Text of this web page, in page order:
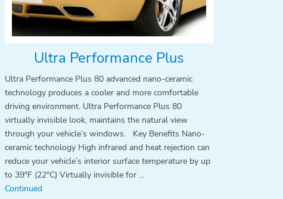
Ultra Performance Plus
Ultra Performance Plus 80 advanced nano-ceramic
technology produces a cooler and more comfortable
driving environment. Ultra Performance Plus 80
virtually invisible look, maintains the natural view
through your vehicle’s windows. Key Benefits Nano-
ceramic technology High infrared and heat rejection can
reduce your vehicle’s interior surface temperature by up
to 39°F (22°C) Virtually invisible for …
Continued